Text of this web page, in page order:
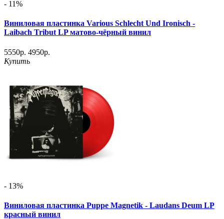
- 11%
Виниловая пластинка Various Schlecht Und Ironisch -
Laibach Tribut LP матово-чёрный винил
5550р. 4950р.
Купить
- 13%
Виниловая пластинка Puppe Magnetik - Laudans Deum LP
красный винил